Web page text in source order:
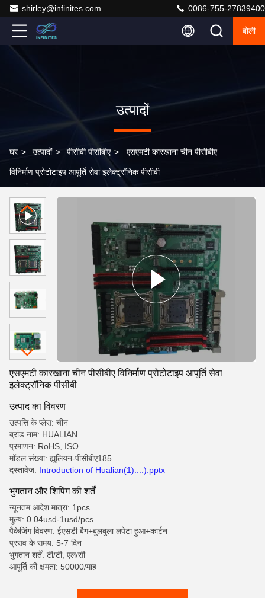
shirley@infinites.com 0086-755-27839400
बोली
उत्पादों
घर > उत्पादों > पीसीबी पीसीबीए > एसएमटी कारखाना चीन पीसीबीए
विनिर्माण प्रोटोटाइप आपूर्ति सेवा इलेक्ट्रॉनिक पीसीबी
एसएमटी कारखाना चीन पीसीबीए विनिर्माण प्रोटोटाइप आपूर्ति सेवा
इलेक्ट्रॉनिक पीसीबी
उत्पाद का विवरण
उत्पत्ति के प्लेस: चीन
ब्रांड नाम: HUALIAN
प्रमाणन: RoHS, ISO
मॉडल संख्या: ह्यूलियन-पीसीबीए185
दस्तावेज: Introduction of Hualian(1)....).pptx
भुगतान और शिपिंग की शर्तें
न्यूनतम आदेश मात्रा: 1pcs
मूल्य: 0.04usd-1usd/pcs
पैकेजिंग विवरण: ईएसडी बैग+बुलबुला लपेटा हुआ+कार्टन
प्रसव के समय: 5-7 दिन
भुगतान शर्तें: टी/टी, एल/सी
आपूर्ति की क्षमता: 50000/माह